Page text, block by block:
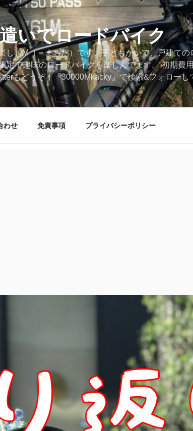
いでロードバイク
しむM（＝まちだ）です。子どもがいて、戸建て
定で趣味のロードバイクを楽しんでます。 初期費
もどうぞ！「30000Mkacky」で検索&フォローし
わせ 免責事項 プライバシーポリシー